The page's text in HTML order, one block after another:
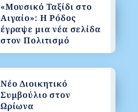
«Μουσικό Ταξίδι στο
Αιγαίο»: Η Ρόδος
έγραψε μια νέα σελίδα
στον Πολιτισμό
Νέο Διοικητικό
Συμβούλιο στον
Ωρίωνα